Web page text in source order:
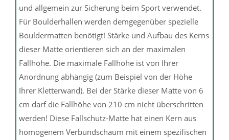
und allgemein zur Sicherung beim Sport verwendet.
Für Boulderhallen werden demgegenüber spezielle
Bouldermatten benötigt! Stärke und Aufbau des Kerns
dieser Matte orientieren sich an der maximalen
Fallhöhe. Die maximale Fallhöhe ist von Ihrer
Anordnung abhängig (zum Beispiel von der Höhe
Ihrer Kletterwand). Bei der Stärke dieser Matte von 6
cm darf die Fallhöhe von 210 cm nicht überschritten
werden! Diese Fallschutz-Matte hat einen Kern aus
homogenem Verbundschaum mit einem spezifischen